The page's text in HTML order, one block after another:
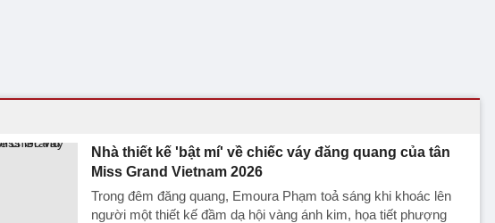
Nhà thiết kế 'bật mí' về chiếc váy đăng quang của tân
Miss Grand Vietnam 2026
Trong đêm đăng quang, Emoura Phạm toả sáng khi khoác lên
người một thiết kế đầm dạ hội vàng ánh kim, họa tiết phượng